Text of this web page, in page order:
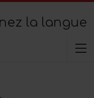
la langue